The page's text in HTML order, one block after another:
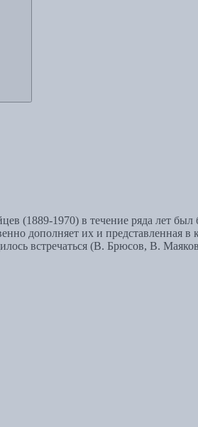
(1889-1970) в течение ряда лет
дополняет их и
встречаться (В. Брюсов, В.